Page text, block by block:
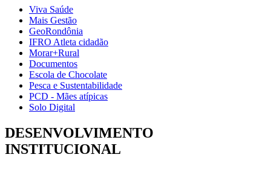
Viva Saúde
Mais Gestão
GeoRondônia
IFRO Atleta cidadão
Morar+Rural
Documentos
Escola de Chocolate
Pesca e Sustentabilidade
PCD - Mães atípicas
Solo Digital
DESENVOLVIMENTO
INSTITUCIONAL